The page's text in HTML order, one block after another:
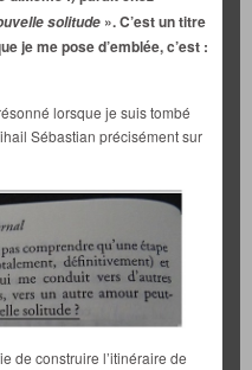
solitude ». C’est un titre
je me pose d’emblée, c’est :
lorsque je suis tombé
Sébastian précisément sur
de construire l’itinéraire de